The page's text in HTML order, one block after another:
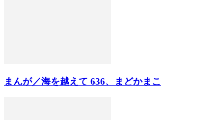
まんが／海を越えて 636、まどかまこ